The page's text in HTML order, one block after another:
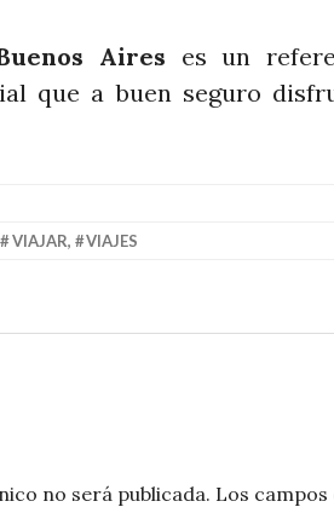
Aires es un
que a buen seguro
VIAJAR, VIAJES
no será publicada. Los